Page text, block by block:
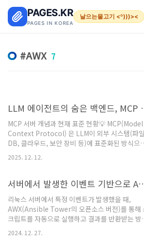
PAGES.KR
PAGES IN KOREA
날으는물고기 <º)))><
AWX 7
LLM 에이전
MCP 서버 개념과 현재 표준 현황💡 MCP(Model
Context Protocol) 은 LLM이 외부 시스템(파
DB, 클라우드, 보안 장비 등)에 표준화된 방식으
접근하게 해주는 공개 표준입니다. Claude,
ChatGPT, Cursor 같은 도구들이 MCP 서버에 붙
Protocol)🧩 MCP는 크게 세 가지 역할로 나눌
ChatGPT, Cursor 같은 MCP 클라이언트서버
(Server) – 특정 시스템 또는 API를 MCP 형식으
감싼 백엔드툴(Tool) – 서버 내에서 노출되는 실
기능(예: run_playbook,
2025. 12. 12.
서버에서 발생한 이벤트 기반으
리눅스 서버에서 특정 이벤트가 발생했을 때,
AWX(Ansible Tower의 오픈소스 버전)를 통해
크립트를 자동으로 실행하고 결과를 반환받는 방
입니다. AWX 설정, API 활용, 그리고 Python 스크
립트를 이용한 구현 예제를 포함합니다.1. AWX 설
2024. 12. 27.